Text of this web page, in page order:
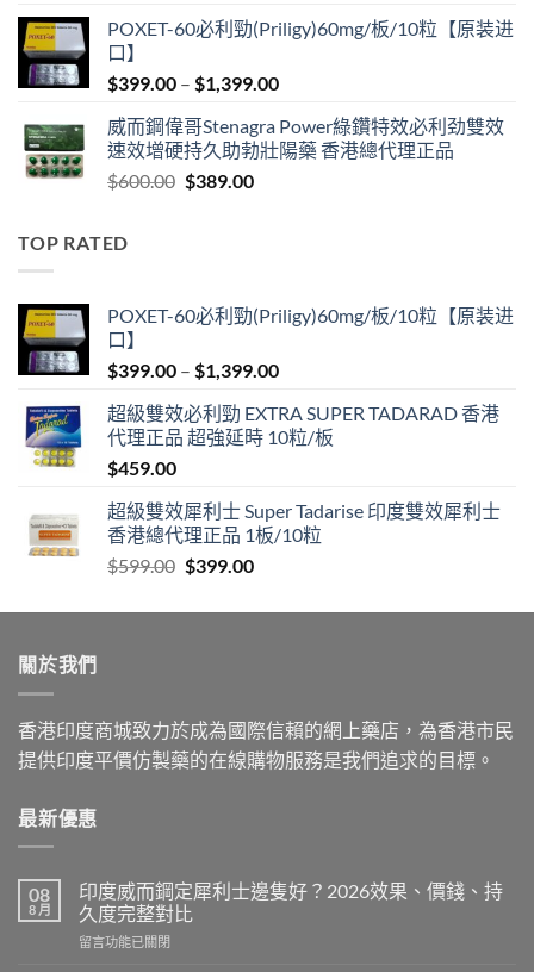
was:
is:
POXET-60必利勁(Priligy)60mg/板/10粒【原装进
口】
$399.00 – $1,399.00Price
$399.00
through
威而鋼偉哥Stenagra Power綠鑽特效必利劲雙效
速效增硬持久助勃壯陽藥 香港總代理正品
$600.00 Original
$389.00Current
TOP RATED
POXET-60必利勁(Priligy)60mg/板/10粒【原装进
口】
$399.00 – $1,399.00Price
$399.00
through
超級雙效必利勁 EXTRA SUPER TADARAD 香港
代理正品 超強延時 10粒/板
$459.00
超級雙效犀利士 Super Tadarise 印度雙效犀利士
香港總代理正品 1板/10粒
$599.00 Original
was:
$399.00Current
is:
關於我們
香港印度商城致力於成為國際信賴的網上藥店，為香港市民
提供印度平價仿製藥的在線購物服務是我們追求的目標。
最新優惠
08
8 月
印度威而鋼定犀利士邊隻好？2026效果、價錢、持
久度完整對比
在
留言功能已關閉